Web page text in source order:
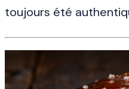
toujours été